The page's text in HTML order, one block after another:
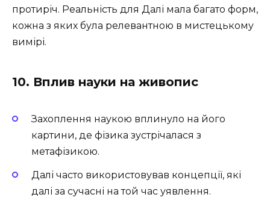
протиріч. Реальність для Далі мала багато форм,
кожна з яких була релевантною в мистецькому
вимірі.
10. Вплив науки на живопис
Захоплення наукою вплинуло на його
картини, де фізика зустрічалася з
метафізикою.
Далі часто використовував концепції, які
далі за сучасні на той час уявлення.